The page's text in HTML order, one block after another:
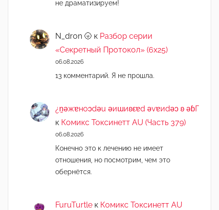
не драматизируем!
N_dron 🌝 к Разбор серии
«Секретный Протокол» (6х25)
06.08.2026
13 комментарий. Я не прошла.
¿n̯ǝжɐноɔdǝu ǝиɯиʚεɐd ǝvɐиdǝɔ ʚ ǝɓГ
к Комикс Токсинетт AU (Часть 379)
06.08.2026
Конечно это к лечению не имеет
отношения, но посмотрим, чем это
обернётся.
FuruTurtle к Комикс Токсинетт AU